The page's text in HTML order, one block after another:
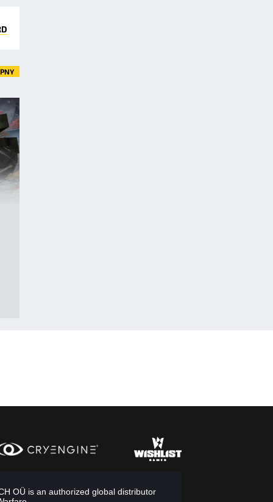
OÜ is an authorized global distributor